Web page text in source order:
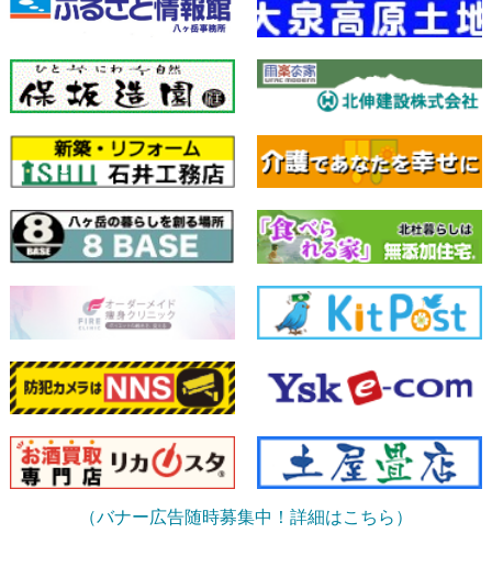
（バナー広告随時募集中！詳細はこちら）